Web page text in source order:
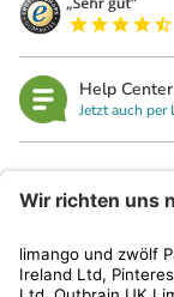
Help Center
Jetzt auch per
Kundenservice